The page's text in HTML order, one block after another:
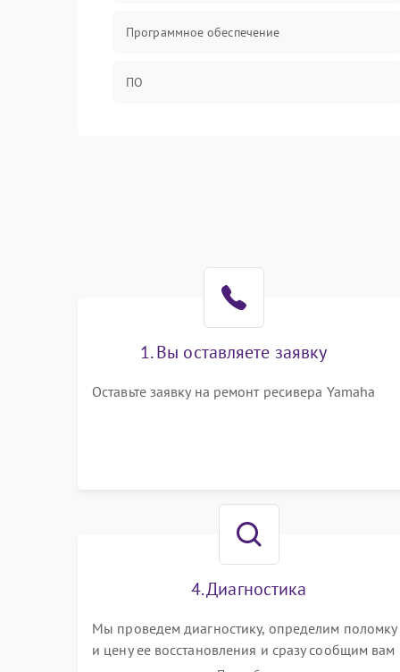
Программное обеспечение
ПО
1. Вы оставляете заявку
Оставьте заявку на ремонт ресивера Yamaha
4. Диагностика
Мы проведем диагностику, определим поломку
и цену ее восстановления и сразу сообщим вам